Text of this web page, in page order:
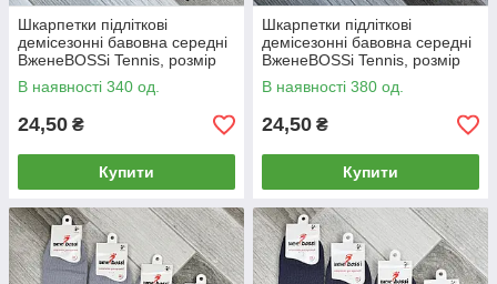
Шкарпетки підліткові
демісезонні бавовна середні
ВженеBOSSі Tennis, розмір
23 (36-38), чорні, 012882
В наявності 340 од.
24,50 ₴
Купити
Шкарпетки підліткові
демісезонні бавовна середні
ВженеBOSSі Tennis, розмір
23 (36-38), білі, 012881
В наявності 380 од.
24,50 ₴
Купити